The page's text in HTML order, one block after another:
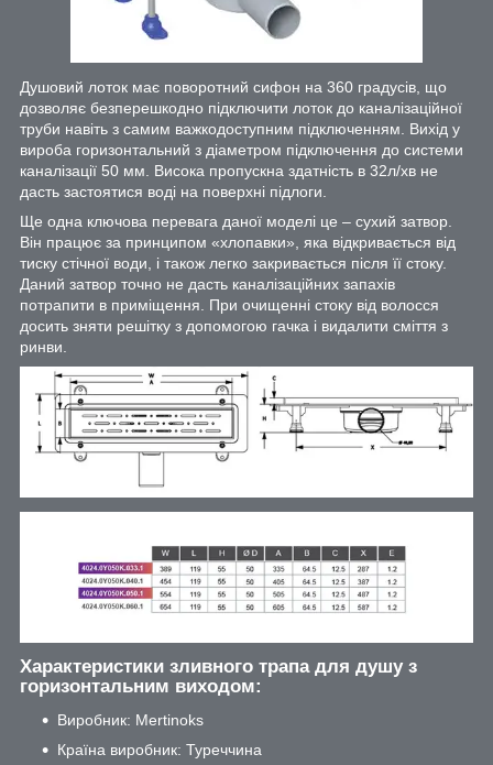
Душовий лоток має поворотний сифон на 360 градусів, що
дозволяє безперешкодно підключити лоток до каналізаційної
труби навіть з самим важкодоступним підключенням. Вихід у
вироба горизонтальний з діаметром підключення до системи
каналізації 50 мм. Висока пропускна здатність в 32л/хв не
дасть застоятися воді на поверхні підлоги.
Ще одна ключова перевага даної моделі це – сухий затвор.
Він працює за принципом «хлопавки», яка відкривається від
тиску стічної води, і також легко закривається після її стоку.
Даний затвор точно не дасть каналізаційних запахів
потрапити в приміщення. При очищенні стоку від волосся
досить зняти решітку з допомогою гачка і видалити сміття з
ринви.
Характеристики зливного трапа для душу з
горизонтальним виходом:
Виробник: Mertinoks
Країна виробник: Туреччина